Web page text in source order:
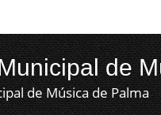
de
de Música de Palma